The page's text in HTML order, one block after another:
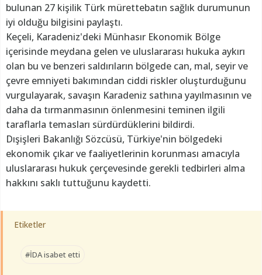
bulunan 27 kişilik Türk mürettebatın sağlık durumunun
iyi olduğu bilgisini paylaştı.
Keçeli, Karadeniz'deki Münhasır Ekonomik Bölge
içerisinde meydana gelen ve uluslararası hukuka aykırı
olan bu ve benzeri saldırıların bölgede can, mal, seyir ve
çevre emniyeti bakımından ciddi riskler oluşturduğunu
vurgulayarak, savaşın Karadeniz sathına yayılmasının ve
daha da tırmanmasının önlenmesini teminen ilgili
taraflarla temasları sürdürdüklerini bildirdi.
Dışişleri Bakanlığı Sözcüsü, Türkiye'nin bölgedeki
ekonomik çıkar ve faaliyetlerinin korunması amacıyla
uluslararası hukuk çerçevesinde gerekli tedbirleri alma
hakkını saklı tuttuğunu kaydetti.
Etiketler
#İDA isabet etti